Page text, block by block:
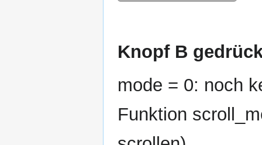
Knopf B
mode = 0: noch
Funktion